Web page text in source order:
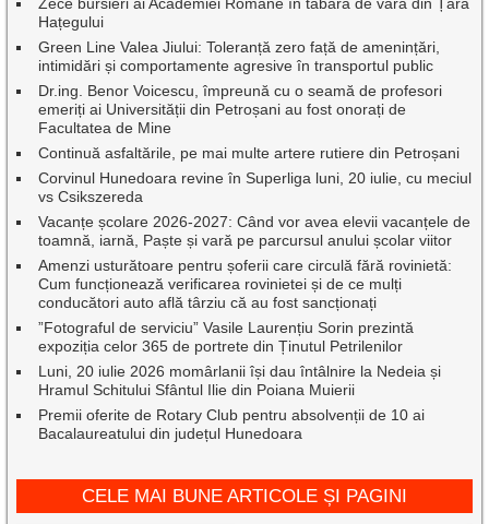
Hațegului
Green Line Valea Jiului: Toleranță zero față de amenințări,
intimidări și comportamente agresive în transportul public
Dr.ing. Benor Voicescu, împreună cu o seamă de profesori
emeriți ai Universității din Petroșani au fost onorați de
Facultatea de Mine
Continuă asfaltările, pe mai multe artere rutiere din Petroșani
Corvinul Hunedoara revine în Superliga luni, 20 iulie, cu meciul
vs Csikszereda
Vacanțe școlare 2026-2027: Când vor avea elevii vacanțele de
toamnă, iarnă, Paște și vară pe parcursul anului școlar viitor
Amenzi usturătoare pentru șoferii care circulă fără rovinietă:
Cum funcționează verificarea rovinietei și de ce mulți
conducători auto află târziu că au fost sancționați
”Fotograful de serviciu” Vasile Laurențiu Sorin prezintă
expoziția celor 365 de portrete din Ținutul Petrilenilor
Luni, 20 iulie 2026 momârlanii își dau întâlnire la Nedeia și
Hramul Schitului Sfântul Ilie din Poiana Muierii
Premii oferite de Rotary Club pentru absolvenții de 10 ai
Bacalaureatului din județul Hunedoara
CELE MAI BUNE ARTICOLE ȘI PAGINI